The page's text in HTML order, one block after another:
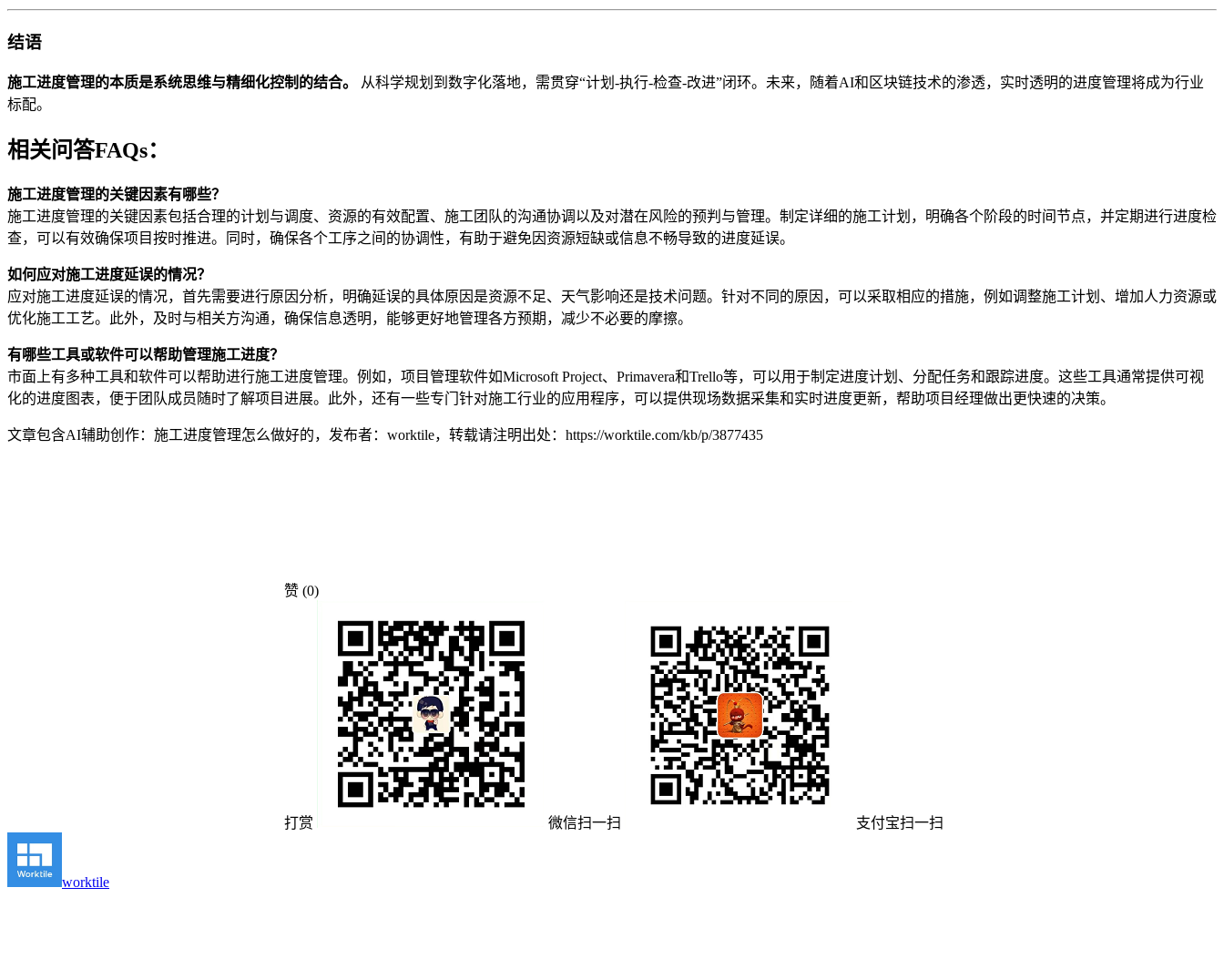
结语
施工进度管理的本质是系统思维与精细化控制的结合。
从科学规划到数字化落地，需贯穿“计划-执行-检查-改进”闭环。未来，随着AI和区块链技术的渗透，实时透明的进度管理将成为行业
标配。
相关问答FAQs：
施工进度管理的关键因素有哪些？
施工进度管理的关键因素包括合理的计划与调度、资源的有效配置、施工团队的沟通协调以及对潜在风险的预判与管理。制定详细的施工计划，明确各个阶段的时间节点，并定期进行进度检
查，可以有效确保项目按时推进。同时，确保各个工序之间的协调性，有助于避免因资源短缺或信息不畅导致的进度延误。
如何应对施工进度延误的情况？
应对施工进度延误的情况，首先需要进行原因分析，明确延误的具体原因是资源不足、天气影响还是技术问题。针对不同的原因，可以采取相应的措施，例如调整施工计划、增加人力资源或
优化施工工艺。此外，及时与相关方沟通，确保信息透明，能够更好地管理各方预期，减少不必要的摩擦。
有哪些工具或软件可以帮助管理施工进度？
市面上有多种工具和软件可以帮助进行施工进度管理。例如，项目管理软件如Microsoft Project、Primavera和Trello等，可以用于制定进度计划、分配任务和跟踪进度。这些工具通常提供可视
化的进度图表，便于团队成员随时了解项目进展。此外，还有一些专门针对施工行业的应用程序，可以提供现场数据采集和实时进度更新，帮助项目经理做出更快速的决策。
文章包含AI辅助创作：施工进度管理怎么做好的，发布者：worktile，转载请注明出处： https://worktile.com/kb/p/3877435
赞 (0)
打赏 微信扫一扫 支付宝扫一扫
worktile